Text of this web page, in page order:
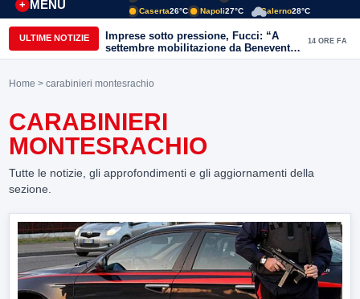
MENÙ
+
Caserta26°C Napoli27°C Salerno28°C
ULTIME NOTIZIE
Imprese sotto pressione, Fucci: “A
settembre mobilitazione da Benevento
e Avellino”
14 ORE FA
Home > carabinieri montesrachio
CARABINIERI
MONTESRACHIO
Tutte le notizie, gli approfondimenti e gli aggiornamenti della
sezione.